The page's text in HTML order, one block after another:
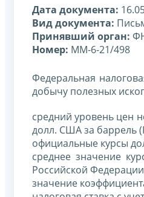
Дата документа:
Вид документа:
Принявший орган:
Номер: ММ-6-21/498
Федеральная
добычу полезных
средний уровень цен
долл. США за баррель
официальные курсы
среднее значение
Российской
значение